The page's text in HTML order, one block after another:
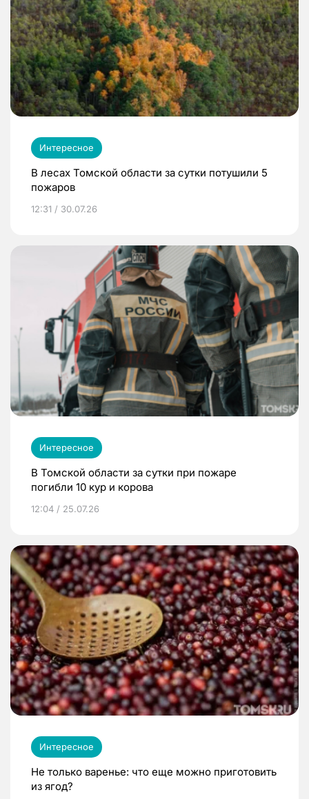
Интересное
В лесах Томской области за сутки потушили 5
пожаров
12:31 / 30.07.26
Интересное
В Томской области за сутки при пожаре
погибли 10 кур и корова
12:04 / 25.07.26
Интересное
Не только варенье: что еще можно приготовить
из ягод?